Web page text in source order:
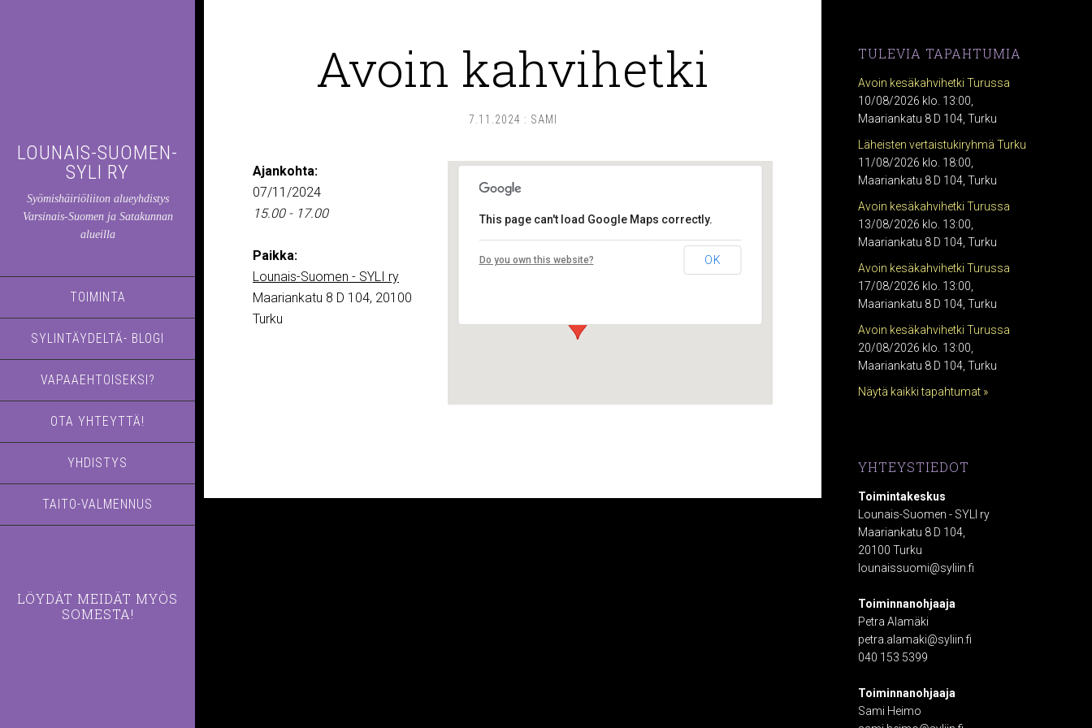
LOUNAIS-SUOMEN-
SYLI RY
Syömishäiriöliiton alueyhdistys
Varsinais-Suomen ja Satakunnan
alueilla
TOIMINTA
SYLINTÄYDELTÄ- BLOGI
VAPAAEHTOISEKSI?
OTA YHTEYTTÄ!
YHDISTYS
TAITO-VALMENNUS
LÖYDÄT MEIDÄT MYÖS
SOMESTA!
Avoin kahvihetki
7.11.2024 : SAMI
Lounais-Suomen – SYLI ry
Maariankatu 8 D 104 - Turku
This page can't load Google Maps correctly.
Do you own this website? OK
Ajankohta:
07/11/2024
15.00 - 17.00
Paikka:
Lounais-Suomen - SYLI ry
Maariankatu 8 D 104, 20100
Turku
TULEVIA TAPAHTUMIA
Avoin kesäkahvihetki Turussa
10/08/2026 klo. 13:00,
Maariankatu 8 D 104, Turku
Läheisten vertaistukiryhmä Turku
11/08/2026 klo. 18:00,
Maariankatu 8 D 104, Turku
Avoin kesäkahvihetki Turussa
13/08/2026 klo. 13:00,
Maariankatu 8 D 104, Turku
Avoin kesäkahvihetki Turussa
17/08/2026 klo. 13:00,
Maariankatu 8 D 104, Turku
Avoin kesäkahvihetki Turussa
20/08/2026 klo. 13:00,
Maariankatu 8 D 104, Turku
Näytä kaikki tapahtumat »
YHTEYSTIEDOT
Toimintakeskus
Lounais-Suomen - SYLI ry
Maariankatu 8 D 104,
20100 Turku
lounaissuomi@syliin.fi
Toiminnanohjaaja
Petra Alamäki
petra.alamaki@syliin.fi
040 153 5399
Toiminnanohjaaja
Sami Heimo